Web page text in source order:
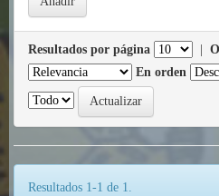
Resultados por página
En orden
Resultados 1-1 de 1.